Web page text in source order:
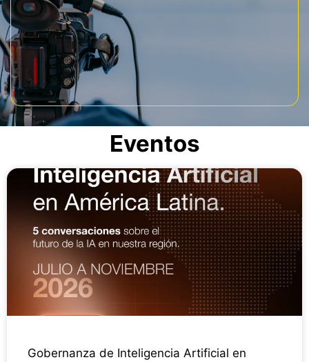
Eventos
Gobernanza de Inteligencia Artificial en